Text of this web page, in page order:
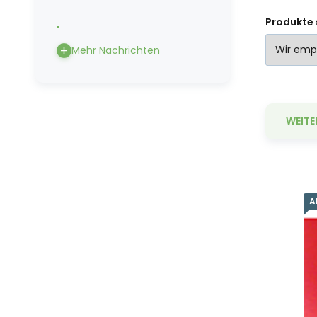
Produkte
Mehr Nachrichten